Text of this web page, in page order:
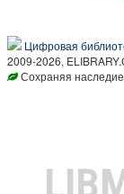
Цифровая
2009-2026,
Сохраняя